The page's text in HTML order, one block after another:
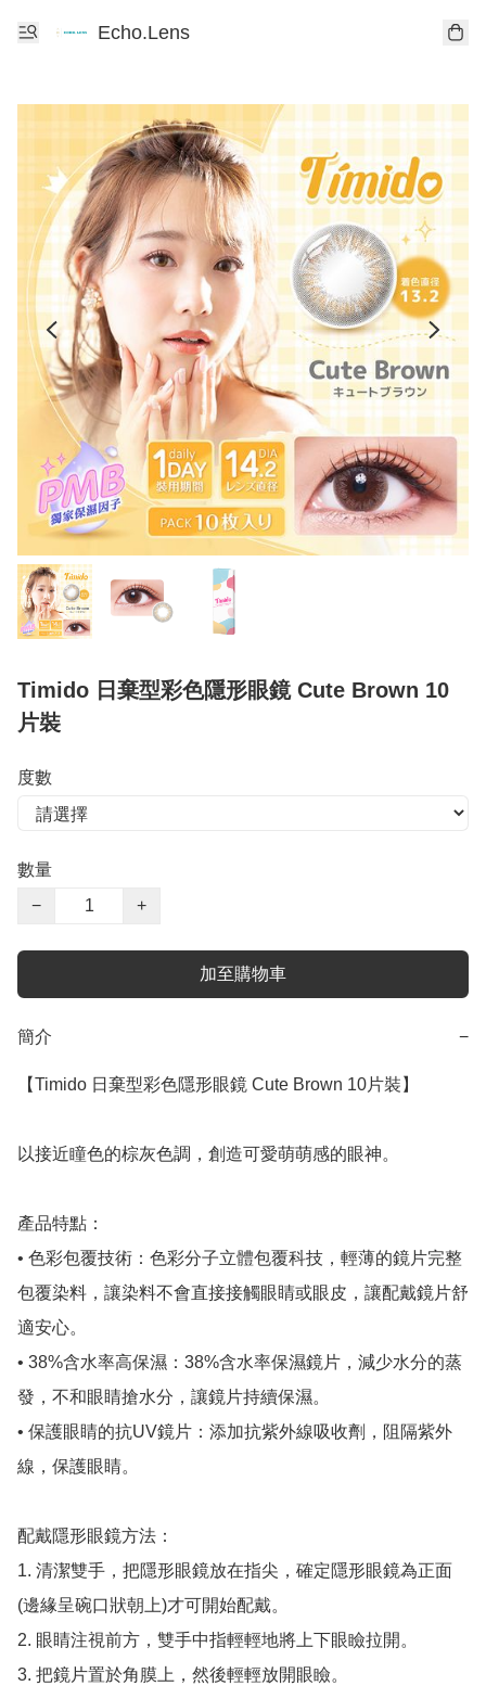
Echo.Lens
Timido 日棄型彩色隱形眼鏡 Cute Brown 10
片裝
度數
數量
−
+
加至購物車
簡介 −
【Timido 日棄型彩色隱形眼鏡 Cute Brown 10片裝】
以接近瞳色的棕灰色調，創造可愛萌萌感的眼神。
產品特點：
• 色彩包覆技術：色彩分子立體包覆科技，輕薄的鏡片完整
包覆染料，讓染料不會直接接觸眼睛或眼皮，讓配戴鏡片舒
適安心。
• 38%含水率高保濕：38%含水率保濕鏡片，減少水分的蒸
發，不和眼睛搶水分，讓鏡片持續保濕。
• 保護眼睛的抗UV鏡片：添加抗紫外線吸收劑，阻隔紫外
線，保護眼睛。
配戴隱形眼鏡方法：
1. 清潔雙手，把隱形眼鏡放在指尖，確定隱形眼鏡為正面
(邊緣呈碗口狀朝上)才可開始配戴。
2. 眼睛注視前方，雙手中指輕輕地將上下眼瞼拉開。
3. 把鏡片置於角膜上，然後輕輕放開眼瞼。